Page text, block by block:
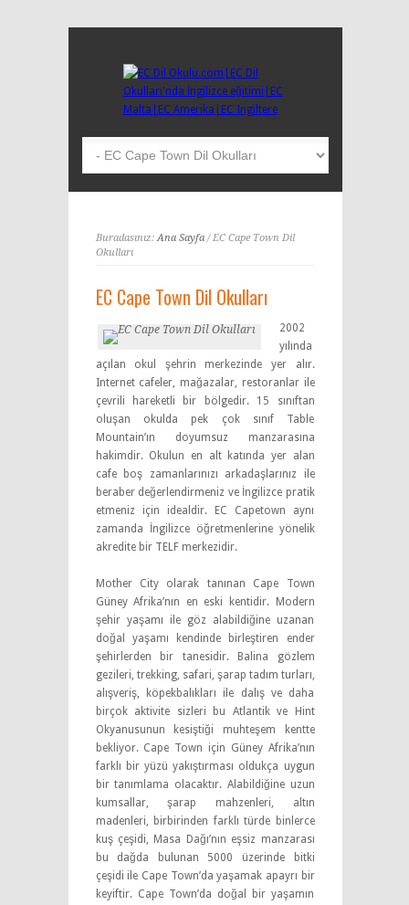
Buradasınız:Ana Sayfa/ EC Cape Town Dil
Okulları
EC Cape Town Dil Okulları
2002
yılında
açılan okul şehrin merkezinde yer alır.
Internet cafeler, mağazalar, restoranlar ile
çevrili hareketli bir bölgedir. 15 sınıftan
oluşan okulda pek çok sınıf Table
Mountain’ın doyumsuz manzarasına
hakimdir. Okulun en alt katında yer alan
cafe boş zamanlarınızı arkadaşlarınız ile
beraber değerlendirmeniz ve İngilizce pratik
etmeniz için idealdir. EC Capetown aynı
zamanda İngilizce öğretmenlerine yönelik
akredite bir TELF merkezidir.
Mother City olarak tanınan Cape Town
Güney Afrika’nın en eski kentidir. Modern
şehir yaşamı ile göz alabildiğine uzanan
doğal yaşamı kendinde birleştiren ender
şehirlerden bir tanesidir. Balina gözlem
gezileri, trekking, safari, şarap tadım turları,
alışveriş, köpekbalıkları ile dalış ve daha
birçok aktivite sizleri bu Atlantik ve Hint
Okyanusunun kesiştiği muhteşem kentte
bekliyor. Cape Town için Güney Afrika’nın
farklı bir yüzü yakıştırması oldukça uygun
bir tanımlama olacaktır. Alabildiğine uzun
kumsallar, şarap mahzenleri, altın
madenleri, birbirinden farklı türde binlerce
kuş çeşidi, Masa Dağı’nın eşsiz manzarası
bu dağda bulunan 5000 üzerinde bitki
çeşidi ile Cape Town’da yaşamak apayrı bir
keyiftir. Cape Town’da doğal bir yaşamın